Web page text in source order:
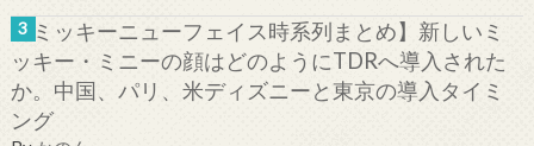
【ミッキーニューフェイス時系列まとめ】新しいミ
ッキー・ミニーの顔はどのようにTDRへ導入された
か。中国、パリ、米ディズニーと東京の導入タイミ
ング